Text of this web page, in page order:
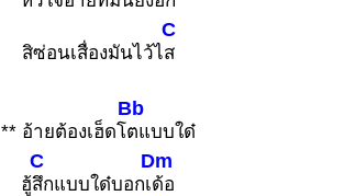
สิซ่อนเสื่องมันไว้ไ
C
ส
** อ้ายต้องเฮ็ดโ
Bb
ตแบบใด๋
ฮู้
C
สึกแบบใด๋บอกเ
Dm
ด้อ